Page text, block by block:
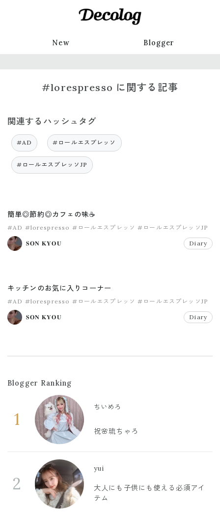
New Blogger
#lorespresso に関する記事
関連するハッシュタグ
#AD #ロールエスプレッソ
#ロールエスプレッソJP
簡単◎節約◎カフェの味☕️
#AD #lorespresso #ロールエスプレッソ #ロールエスプレッソJP
𝐒𝐎𝐍 𝐊𝐘𝐎𝐔 Diary
キッチンのお気に入りコーナー
#AD #lorespresso #ロールエスプレッソ #ロールエスプレッソJP
𝐒𝐎𝐍 𝐊𝐘𝐎𝐔 Diary
Blogger Ranking
1
ちいめろ
祝🌸琉ちゃろ
2
yui
大人にも子供にも使える必須アイ
テム